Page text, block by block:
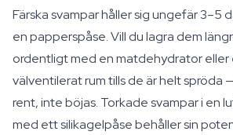
Färska svampar håller sig ungefär 3–5
en papperspåse. Vill du lagra dem
ordentligt med en matdehydrator eller
välventilerat rum tills de är helt spröda
rent, inte böjas. Torkade svampar i en
med ett silikagelpåse behåller sin